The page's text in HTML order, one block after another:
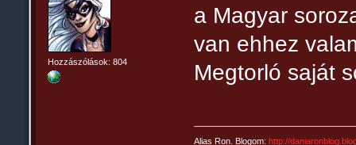
Hozzászólások: 804
a Magyar
van ehhez
Megtorló saját
Alias Ron. Blogom:http://